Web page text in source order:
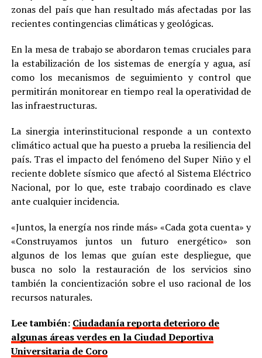
zonas del país que han resultado más afectadas por las
recientes contingencias climáticas y geológicas.
En la mesa de trabajo se abordaron temas cruciales para
la estabilización de los sistemas de energía y agua, así
como los mecanismos de seguimiento y control que
permitirán monitorear en tiempo real la operatividad de
las infraestructuras.
La sinergia interinstitucional responde a un contexto
climático actual que ha puesto a prueba la resiliencia del
país. Tras el impacto del fenómeno del Super Niño y el
reciente doblete sísmico que afectó al Sistema Eléctrico
Nacional, por lo que, este trabajo coordinado es clave
ante cualquier incidencia.
«Juntos, la energía nos rinde más» «Cada gota cuenta» y
«Construyamos juntos un futuro energético» son
algunos de los lemas que guían este despliegue, que
busca no solo la restauración de los servicios sino
también la concientización sobre el uso racional de los
recursos naturales.
Lee también: Ciudadanía reporta deterioro de
algunas áreas verdes en la Ciudad Deportiva
Universitaria de Coro